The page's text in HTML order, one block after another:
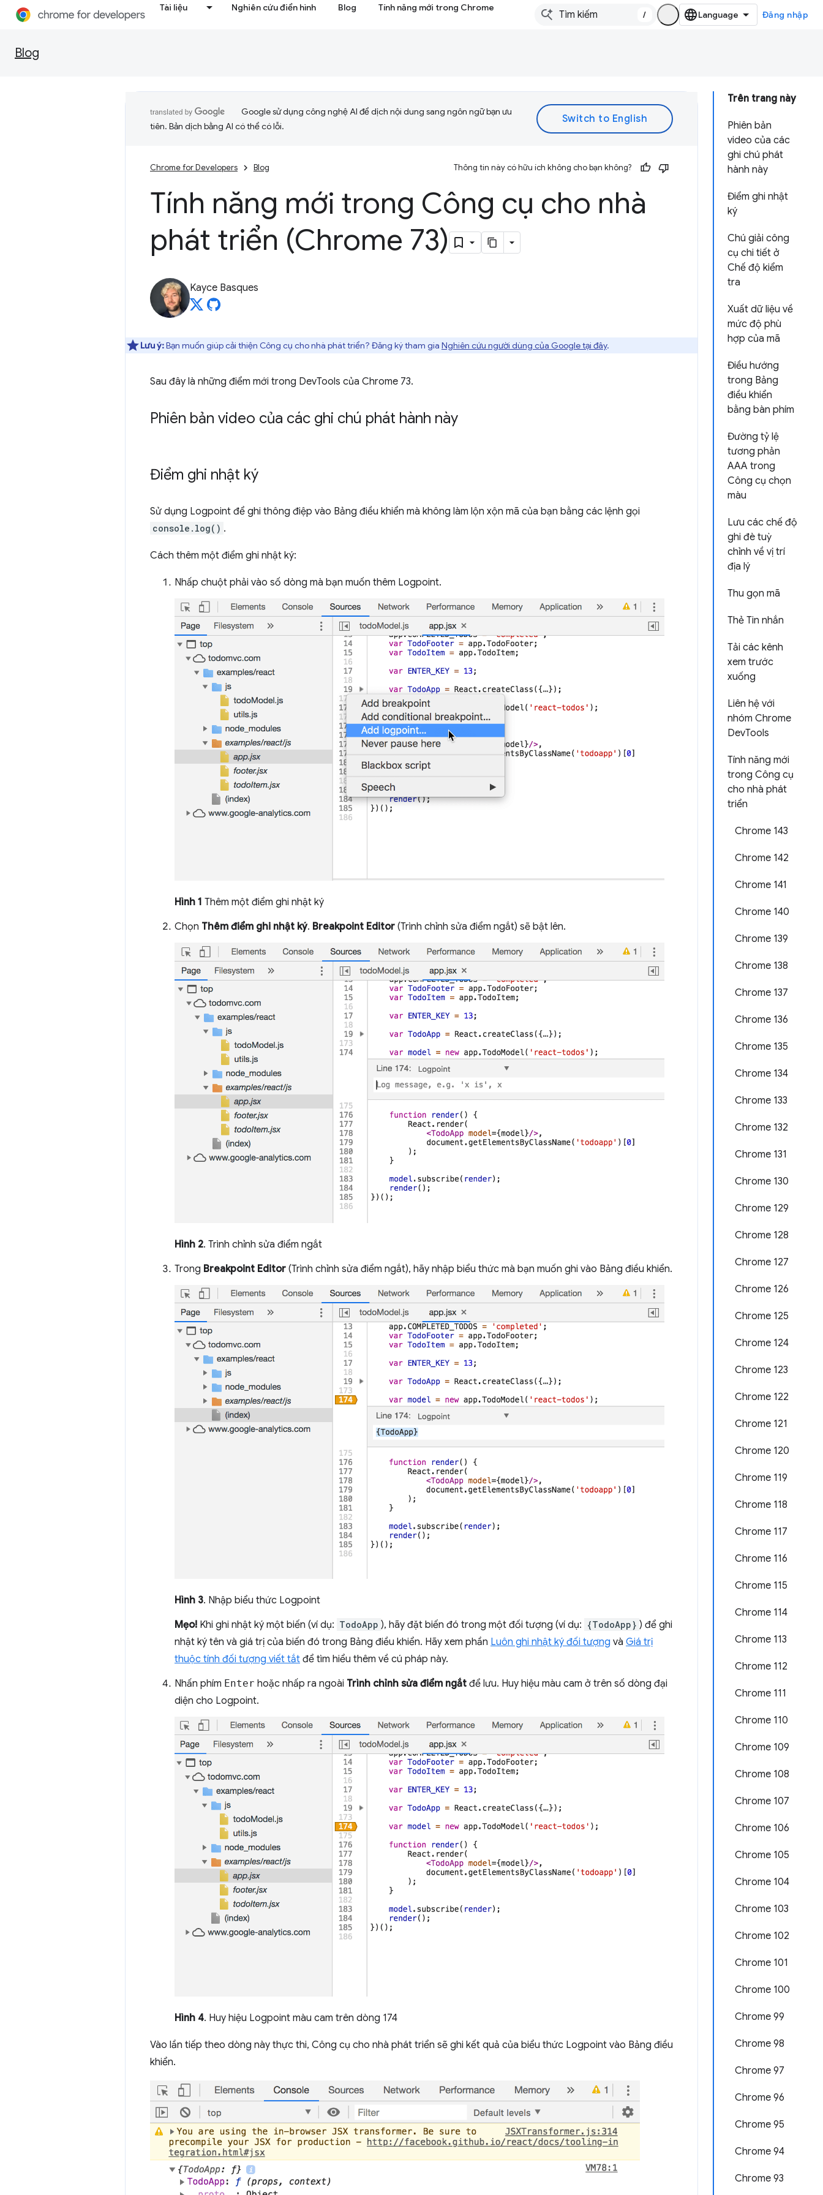
Tài liệu Nghiên cứu điển hình Blog Tính năng mới trong Chrome
/ Đăng nhập
Blog
Trên trang này
Phiên bản
video của các
ghi chú phát
hành này
Điểm ghi nhật
ký
Chú giải công
cụ chi tiết ở
Chế độ kiểm
tra
Xuất dữ liệu về
mức độ phù
hợp của mã
Điều hướng
trong Bảng
điều khiển
bằng bàn phím
Đường tỷ lệ
tương phản
AAA trong
Công cụ chọn
màu
Lưu các chế độ
ghi đè tuỳ
chỉnh về vị trí
địa lý
Thu gọn mã
Thẻ Tin nhắn
Tải các kênh
xem trước
xuống
Liên hệ với
nhóm Chrome
DevTools
Tính năng mới
trong Công cụ
cho nhà phát
triển
Chrome 143
Chrome 142
Chrome 141
Chrome 140
Chrome 139
Chrome 138
Chrome 137
Chrome 136
Chrome 135
Chrome 134
Chrome 133
Chrome 132
Chrome 131
Chrome 130
Chrome 129
Chrome 128
Chrome 127
Chrome 126
Chrome 125
Chrome 124
Chrome 123
Chrome 122
Chrome 121
Chrome 120
Chrome 119
Chrome 118
Chrome 117
Chrome 116
Chrome 115
Chrome 114
Chrome 113
Chrome 112
Chrome 111
Chrome 110
Chrome 109
Chrome 108
Chrome 107
Chrome 106
Chrome 105
Chrome 104
Chrome 103
Chrome 102
Chrome 101
Chrome 100
Chrome 99
Chrome 98
Chrome 97
Chrome 96
Chrome 95
Chrome 94
Chrome 93
Google sử dụng công nghệ AI để dịch nội dung sang ngôn ngữ bạn ưu
tiên. Bản dịch bằng AI có thể có lỗi.
Chrome for Developers Blog Thông tin này có hữu ích không cho bạn không?
Tính năng mới trong Công cụ cho nhà
phát triển (Chrome 73)
Kayce Basques
Lưu ý:Bạn muốn giúp cải thiện Công cụ cho nhà phát triển? Đăng ký tham gia Nghiên cứu người dùng của Google tại đây.
Sau đây là những điểm mới trong DevTools của Chrome 73.
Phiên bản video của các ghi chú phát hành này
Điểm ghi nhật ký
Sử dụng Logpoint để ghi thông điệp vào Bảng điều khiển mà không làm lộn xộn mã của bạn bằng các lệnh gọi
console.log() .
Cách thêm một điểm ghi nhật ký:
Nhấp chuột phải vào số dòng mà bạn muốn thêm Logpoint.
Hình 1 Thêm một điểm ghi nhật ký
Chọn Thêm điểm ghi nhật ký. Breakpoint Editor (Trình chỉnh sửa điểm ngắt) sẽ bật lên.
Hình 2. Trình chỉnh sửa điểm ngắt
Trong Breakpoint Editor (Trình chỉnh sửa điểm ngắt), hãy nhập biểu thức mà bạn muốn ghi vào Bảng điều khiển.
Hình 3. Nhập biểu thức Logpoint
Mẹo! Khi ghi nhật ký một biến (ví dụ: TodoApp ), hãy đặt biến đó trong một đối tượng (ví dụ: {TodoApp} ) để ghi
nhật ký tên và giá trị của biến đó trong Bảng điều khiển. Hãy xem phần Luôn ghi nhật ký đối tượng và Giá trị
thuộc tính đối tượng viết tắt để tìm hiểu thêm về cú pháp này.
Nhấn phím Enter hoặc nhấp ra ngoài Trình chỉnh sửa điểm ngắt để lưu. Huy hiệu màu cam ở trên số dòng đại
diện cho Logpoint.
Hình 4. Huy hiệu Logpoint màu cam trên dòng 174
Vào lần tiếp theo dòng này thực thi, Công cụ cho nhà phát triển sẽ ghi kết quả của biểu thức Logpoint vào Bảng điều
khiển.